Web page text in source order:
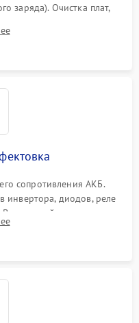
заряда). Очистка плат,
и замыканий.
сопротивления АКБ.
инвертора, диодов, реле
поиск вздутых
печатной плате.